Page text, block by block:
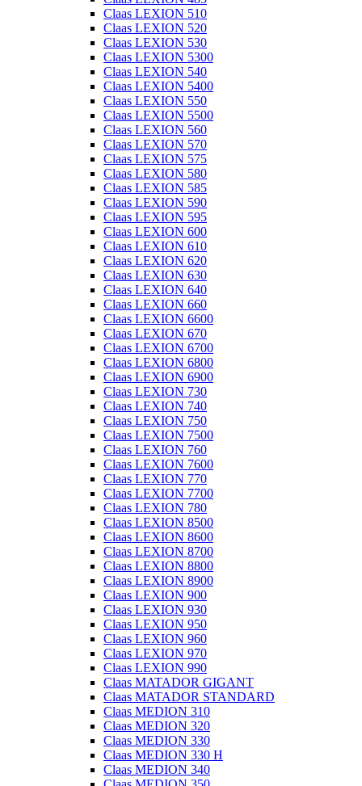
Claas LEXION 510
Claas LEXION 520
Claas LEXION 530
Claas LEXION 5300
Claas LEXION 540
Claas LEXION 5400
Claas LEXION 550
Claas LEXION 5500
Claas LEXION 560
Claas LEXION 570
Claas LEXION 575
Claas LEXION 580
Claas LEXION 585
Claas LEXION 590
Claas LEXION 595
Claas LEXION 600
Claas LEXION 610
Claas LEXION 620
Claas LEXION 630
Claas LEXION 640
Claas LEXION 660
Claas LEXION 6600
Claas LEXION 670
Claas LEXION 6700
Claas LEXION 6800
Claas LEXION 6900
Claas LEXION 730
Claas LEXION 740
Claas LEXION 750
Claas LEXION 7500
Claas LEXION 760
Claas LEXION 7600
Claas LEXION 770
Claas LEXION 7700
Claas LEXION 780
Claas LEXION 8500
Claas LEXION 8600
Claas LEXION 8700
Claas LEXION 8800
Claas LEXION 8900
Claas LEXION 900
Claas LEXION 930
Claas LEXION 950
Claas LEXION 960
Claas LEXION 970
Claas LEXION 990
Claas MATADOR GIGANT
Claas MATADOR STANDARD
Claas MEDION 310
Claas MEDION 320
Claas MEDION 330
Claas MEDION 330 H
Claas MEDION 340